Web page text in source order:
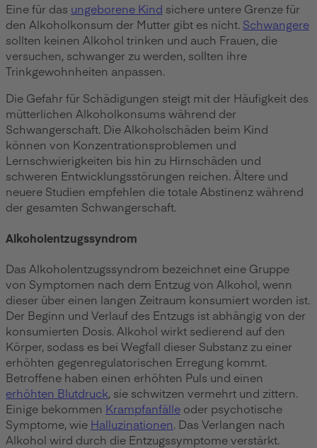
Eine für das ungeborene Kind sichere untere Grenze für
den Alkoholkonsum der Mutter gibt es nicht. Schwangere
sollten keinen Alkohol trinken und auch Frauen, die
versuchen, schwanger zu werden, sollten ihre
Trinkgewohnheiten anpassen.
Die Gefahr für Schädigungen steigt mit der Häufigkeit des
mütterlichen Alkoholkonsums während der
Schwangerschaft. Die Alkoholschäden beim Kind
können von Konzentrationsproblemen und
Lernschwierigkeiten bis hin zu Hirnschäden und
schweren Entwicklungsstörungen reichen. Ältere und
neuere Studien empfehlen die totale Abstinenz während
der gesamten Schwangerschaft.
Alkoholentzugssyndrom
Das Alkoholentzugssyndrom bezeichnet eine Gruppe
von Symptomen nach dem Entzug von Alkohol, wenn
dieser über einen langen Zeitraum konsumiert worden ist.
Der Beginn und Verlauf des Entzugs ist abhängig von der
konsumierten Dosis. Alkohol wirkt sedierend auf den
Körper, sodass es bei Wegfall dieser Substanz zu einer
erhöhten gegenregulatorischen Erregung kommt.
Betroffene haben einen erhöhten Puls und einen
erhöhten Blutdruck, sie schwitzen vermehrt und zittern.
Einige bekommen Krampfanfälle oder psychotische
Symptome, wie Halluzinationen. Das Verlangen nach
Alkohol wird durch die Entzugssymptome verstärkt.